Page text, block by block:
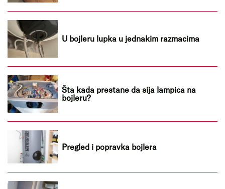
U bojleru lupka u jednakim razmacima
Šta kada prestane da sija lampica na
bojleru?
Pregled i popravka bojlera